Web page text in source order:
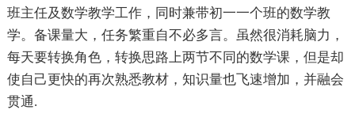
班主任及数学教学工作，同时兼带初一一个班的数学教
学。备课量大，任务繁重自不必多言。虽然很消耗脑力，
每天要转换角色，转换思路上两节不同的数学课，但是却
使自己更快的再次熟悉教材，知识量也飞速增加，并融会
贯通.